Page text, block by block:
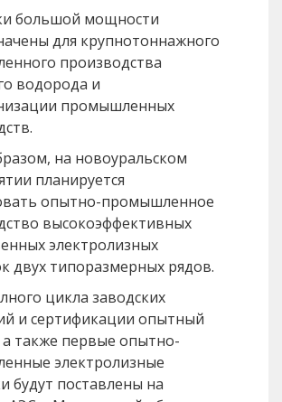
большой мощности
для крупнотоннажного
производства
водорода и
промышленных
на новоуральском
планируется
опытно-промышленное
высокоэффективных
электролизных
двух типоразмерных рядов.
цикла заводских
и сертификации опытный
а также первые опытно-
электролизные
будут поставлены на